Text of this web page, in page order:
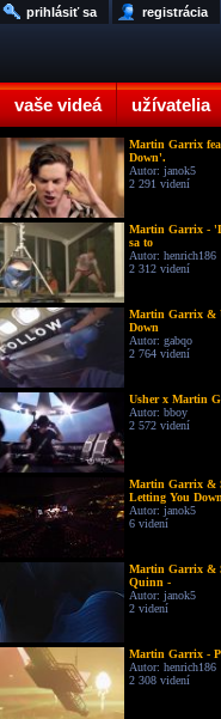
vaše videá užívatelia
registrácia
prihlásiť sa
Martin Garrix
Down'.
Autor: janok5
2 291 videní
Martin Garrix -
sa to
Autor: henrich186
2 312 videní
Martin Garrix &
Down
Autor: gabqo
2 764 videní
Usher x Martin
Autor: bboy
2 572 videní
Martin Garrix &
Letting You Down
Autor: janok5
6 videní
Martin Garrix &
Quinn -
Autor: janok5
2 videní
Martin Garrix -
Autor: henrich186
2 308 videní